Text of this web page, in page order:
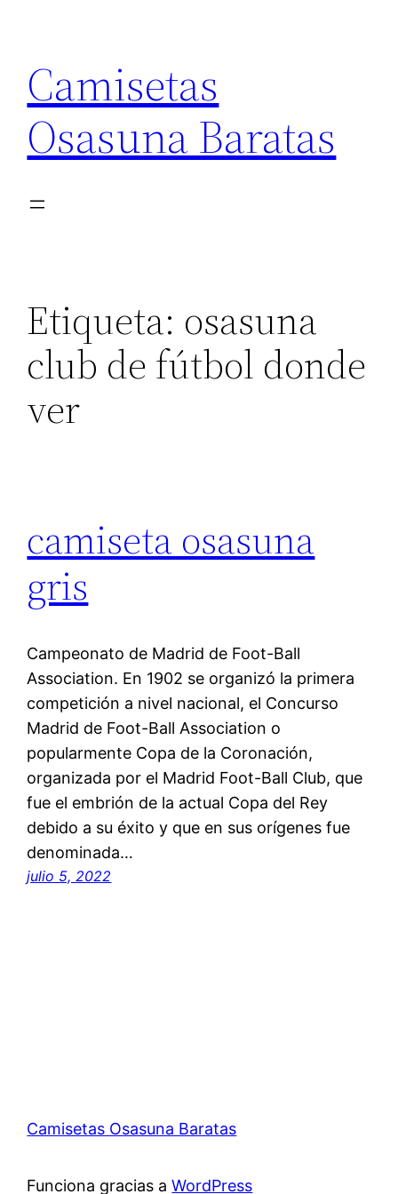
contenido
Camisetas
Osasuna Baratas
Etiqueta: osasuna
club de fútbol donde
ver
camiseta osasuna
gris
Campeonato de Madrid de Foot-Ball
Association. En 1902 se organizó la primera
competición a nivel nacional, el Concurso
Madrid de Foot-Ball Association o
popularmente Copa de la Coronación,
organizada por el Madrid Foot-Ball Club, que
fue el embrión de la actual Copa del Rey
debido a su éxito y que en sus orígenes fue
denominada…
julio 5, 2022
Camisetas Osasuna Baratas
Funciona gracias aWordPress